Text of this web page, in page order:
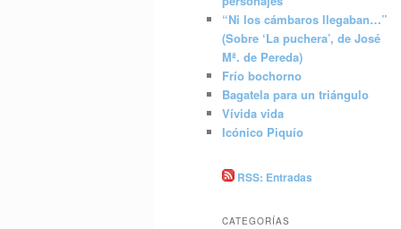
“Ni los cámbaros llegaban…”
(Sobre ‘La puchera’, de José
Mª. de Pereda)
Frío bochorno
Bagatela para un triángulo
Vívida vida
Icónico Piquío
RSS: Entradas
CATEGORÍAS